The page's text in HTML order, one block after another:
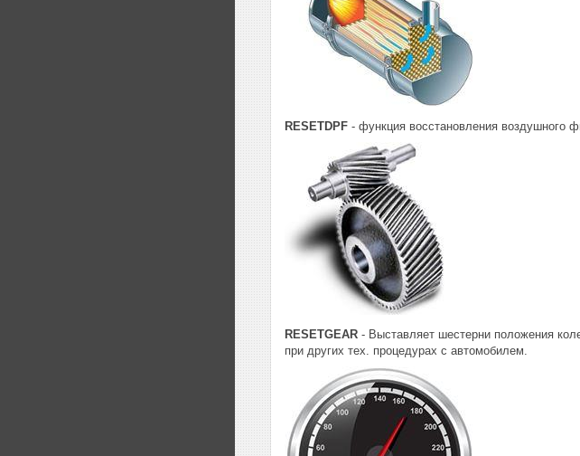
RESETDPF - функция восстановления воздушного
RESETGEAR - Выставляет шестерни положения
при других тех. процедурах с автомобилем.